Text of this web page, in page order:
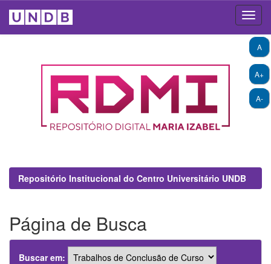
A+
A-
A
Repositório Institucional do Centro Universitário UNDB
Página de Busca
Buscar em: